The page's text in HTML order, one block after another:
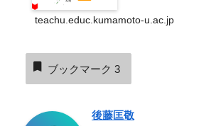
teachu.educ.kumamoto-u.ac.jp
ブックマーク 3
後藤匡敬